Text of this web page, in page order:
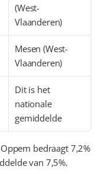
(West-
Vlaanderen)
Mesen (West-
Vlaanderen)
Dit is het
nationale
gemiddelde
bedraagt 7,2%
van 7,5%.